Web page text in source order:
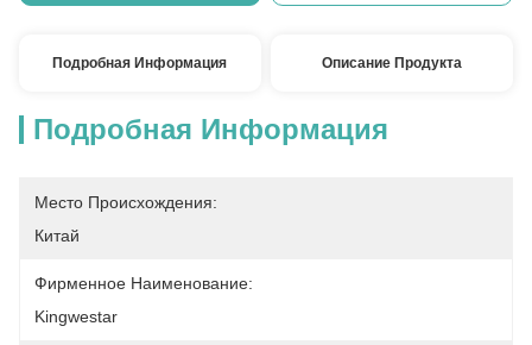
Подробная Информация Описание Продукта
Подробная Информация
Место Происхождения:
Китай
Фирменное Наименование:
Kingwestar